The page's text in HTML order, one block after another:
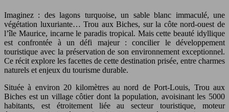
Imaginez : des lagons turquoise, un sable blanc immaculé, une
végétation luxuriante… Trou aux Biches, sur la côte nord-ouest de
l’île Maurice, incarne le paradis tropical. Mais cette beauté idyllique
est confrontée à un défi majeur : concilier le développement
touristique avec la préservation de son environnement exceptionnel.
Ce récit explore les facettes de cette destination prisée, entre charmes
naturels et enjeux du tourisme durable.
Située à environ 20 kilomètres au nord de Port-Louis, Trou aux
Biches est un village côtier dont la population, avoisinant les 5000
habitants, est étroitement liée au secteur touristique, moteur